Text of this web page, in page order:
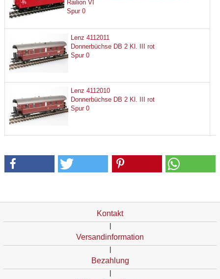
Railion VI
Spur 0
Lenz 4112011
Donnerbüchse DB 2 Kl. III rot
Spur 0
Lenz 4112010
Donnerbüchse DB 2 Kl. III rot
Spur 0
Kontakt
Versandinformation
Bezahlung